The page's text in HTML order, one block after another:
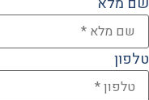
טלפון